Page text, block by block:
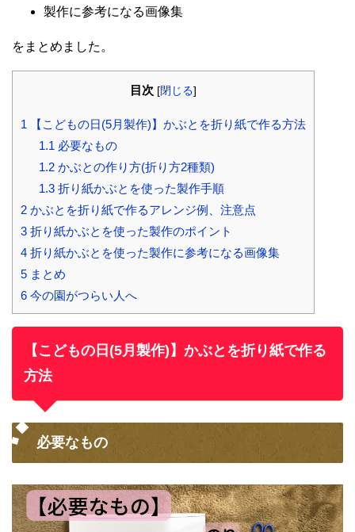
製作に参考になる画像集
をまとめました。
目次 [閉じる]
1 【こどもの日(5月製作)】かぶとを折り紙で作る方法
1.1 必要なもの
1.2かぶとの作り方(折り方2種類)
1.3折り紙かぶとを使った製作手順
2 かぶとを折り紙で作るアレンジ例、注意点
3 折り紙かぶとを使った製作のポイント
4 折り紙かぶとを使った製作に参考になる画像集
5 まとめ
6 今の園がつらい人へ
【こどもの日(5月製作)】かぶとを折り紙で作る
方法
必要なもの